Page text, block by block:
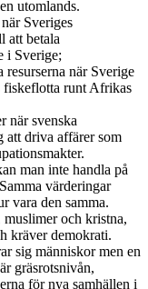
utomlands.
Sveriges
att betala
i Sverige;
när Sverige
fiskeflotta runt Afrikas
när svenska
att driva affärer som
man inte handla på
värderingar
vara den samma.
och kristna,
kräver demokrati.
sig människor men en
gräsrotsnivån,
för nya samhällen i